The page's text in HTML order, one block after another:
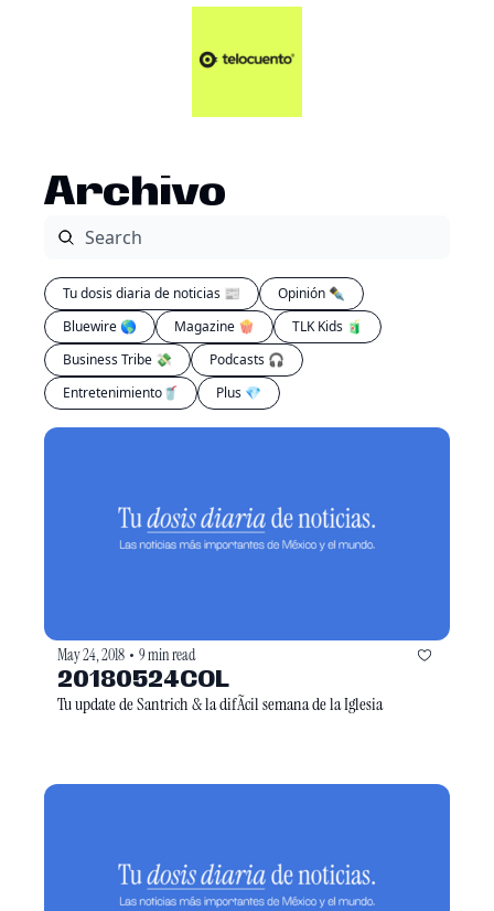
Artículos 📑
Plus 💎
Archivo
Tu dosis diaria de noticias 📰
Opinión ✒️
Bluewire 🌎
Magazine 🍿
TLK Kids 🧃
Business Tribe 💸
Podcasts 🎧
Entretenimiento🥤
Plus 💎
May 24, 2018 • 9 min read
20180524COL
Tu update de Santrich & la difÃ­cil semana de la Iglesia